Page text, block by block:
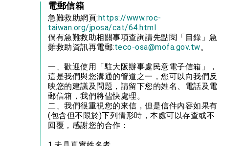
電郵信箱
急難救助網頁:https://www.roc-
taiwan.org/jposa/cat/64.html
倘有急難救助相關事項查詢請先點閱「目錄」急
難救助資訊再電郵:teco-osa@mofa.gov.tw。
一、歡迎使用「駐大阪辦事處民意電子信箱」，
這是我們與您溝通的管道之一，您可以向我們反
映您的建議及問題，請留下您的姓名、電話及電
郵信箱，我們將儘快處理。
二、我們很重視您的來信，但是信件內容如果有
(包含但不限於)下列情形時，本處可以存查或不
回覆，感謝您的合作：